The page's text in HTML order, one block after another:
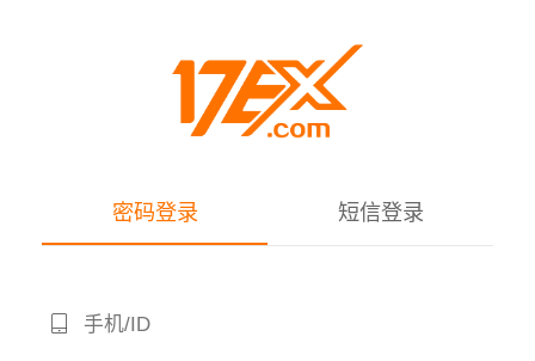
密码登录 短信登录